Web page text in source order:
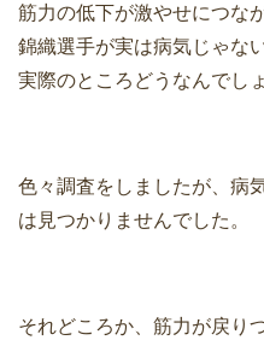
筋力の低下が激やせにつな
錦織選手が実は病気じゃな
実際のところどうなんでし
色々調査をしましたが、病
は見つかりませんでした。
それどころか、筋力が戻り